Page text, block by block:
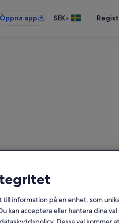
Öppna app
SEK•
MS
datum för
information på en enhet, som
kan acceptera eller hantera dina